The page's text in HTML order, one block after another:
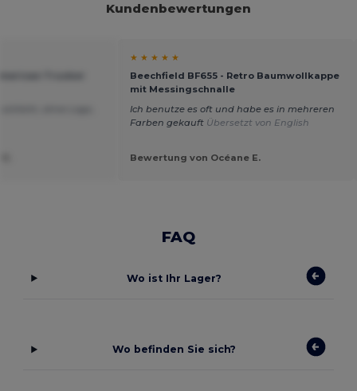
Kundenbewertungen
★ ★ ★ ★ ★
Beechfield BF655 - Retro Baumwollkappe
mit Messingschnalle
Ich benutze es oft und habe es in mehreren
Farben gekauft Übersetzt von English
Bewertung von Océane E.
FAQ
Wo ist Ihr Lager?
Wo befinden Sie sich?